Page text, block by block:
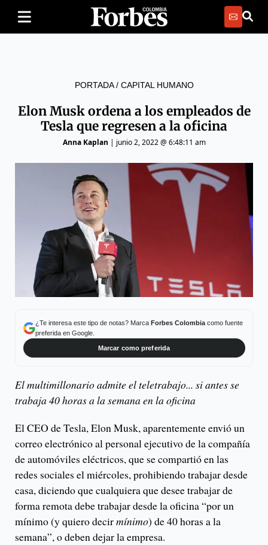
PORTADA/ CAPITAL HUMANO
Elon Musk ordena a los empleados de
Tesla que regresen a la oficina
Anna Kaplan | junio 2, 2022 @ 6:48:11 am
¿Te interesa este tipo de notas? Marca Forbes Colombiacomo fuente
preferida en Google.
Marcar como preferida
El multimillonario admite el teletrabajo... si antes se
trabaja 40 horas a la semana en la oficina
El CEO de Tesla, Elon Musk, aparentemente envió un
correo electrónico al personal ejecutivo de la compañía
de automóviles eléctricos, que se compartió en las
redes sociales el miércoles, prohibiendo trabajar desde
casa, diciendo que cualquiera que desee trabajar de
forma remota debe trabajar desde la oficina “por un
mínimo (y quiero decirmínimo) de 40 horas a la
semana”, o deben dejar la empresa.